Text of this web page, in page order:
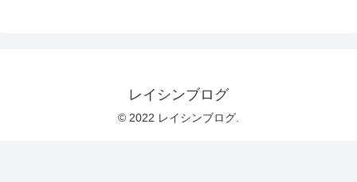
レイシンブログ
© 2022 レイシンブログ.